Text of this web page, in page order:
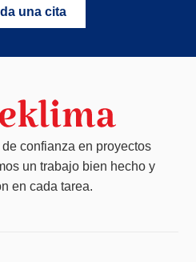
una cita
confianza en proyectos
un trabajo bien hecho y
en cada tarea.